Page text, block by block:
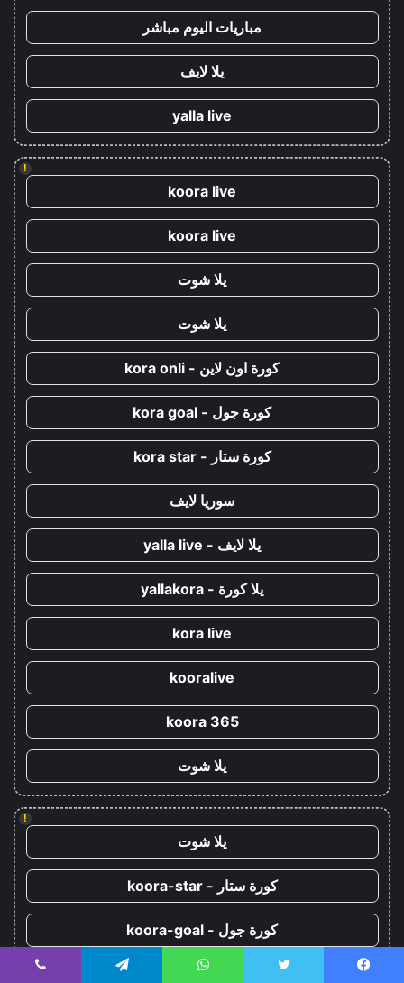
مباريات اليوم مباشر
يلا لايف
yalla live
!
koora live
koora live
يلا شوت
يلا شوت
كورة اون لاين - kora onli
كورة جول - kora goal
كورة ستار - kora star
سوريا لايف
يلا لايف - yalla live
يلا كورة - yallakora
kora live
kooralive
koora 365
يلا شوت
!
يلا شوت
كورة ستار - koora-star
كورة جول - koora-goal
يلا شوت